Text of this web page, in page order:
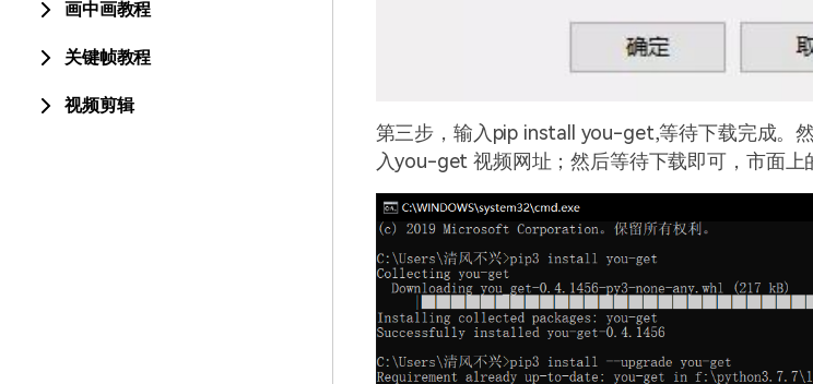
画中画教程
关键帧教程
视频剪辑
第三步，输入 pip install you-get,等待下载完成。
入you-get视频网址；然后等待下载即可，市面上